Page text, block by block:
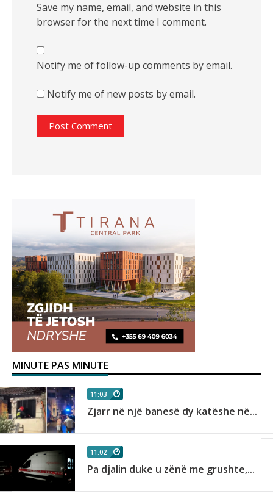
Save my name, email, and website in this
browser for the next time I comment.
Notify me of follow-up comments by email.
Notify me of new posts by email.
MINUTE PAS MINUTE
11:03
Zjarr në një banesë dy katëshe në...
11:02
Pa djalin duke u zënë me grushte,...